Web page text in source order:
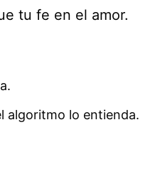
tu fe en el amor.
algoritmo lo entienda.